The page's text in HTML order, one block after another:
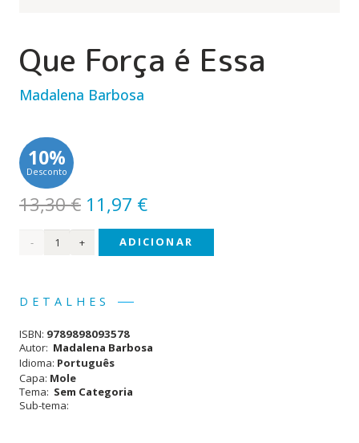
Que Força é Essa
Madalena Barbosa
10%
Desconto
13,30€ O
preço
original
13,30 €.
11,97 €O
preço
atual
Quantidade
é
Essa
ADICIONAR
DETALHES
ISBN: 9789898093578
Autor: Madalena Barbosa
Idioma: Português
Capa: Mole
Tema: Sem Categoria
Sub-tema: